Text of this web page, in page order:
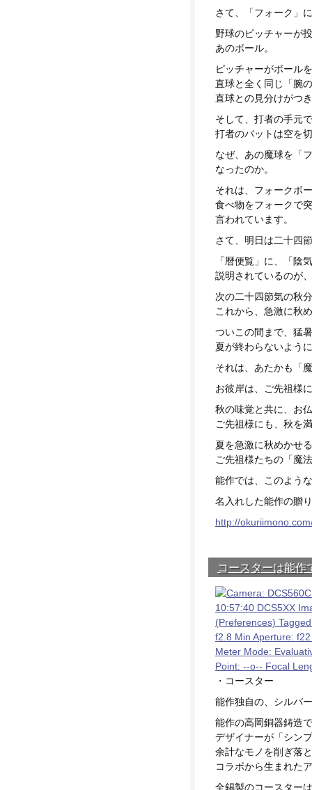
さて、「フォーク」
野球のピッチャーが
あのボール。
ピッチャーがボール
直球と全く同じ「腕
直球との見分けがつ
そして、打者の手元
打者のバットは空を
なぜ、あの魔球を「
なったのか。
それは、フォークボ
食べ物をフォークで
言われています。
さて、明日は二十四
「暦便覧」に、「陰
説明されているのが
次の二十四節気の秋
これから、急激に秋
ついこの間まで、猛
夏が終わらないよう
それは、あたかも「
お彼岸は、ご先祖様
秋の味覚と共に、お
ご先祖様にも、秋を
夏を急激に秋めかせ
ご先祖様たちの「魔
能作では、このよう
名入れした能作の贈
http://
コースターは能作
・コースター
能作独自の、シルバ
能作の高岡銅器鋳造
デザイナーが「シン
余計なモノを削ぎ落
コラボから生まれた
全錫製のコースター